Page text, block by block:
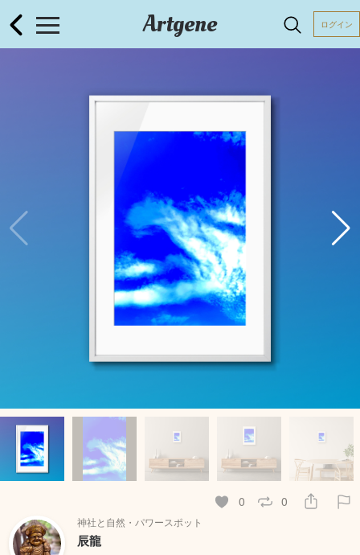
Artgene ログイン
0 0
神社と自然・パワースポット
辰龍